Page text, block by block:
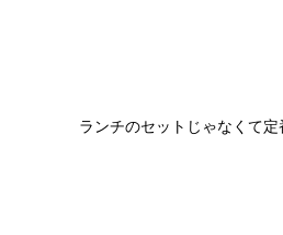
ランチのセットじゃなくて定